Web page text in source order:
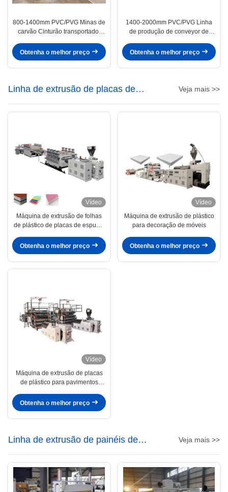
800-1400mm PVC/PVG Minas de
carvão Cinturão transportador
de energia Minas Cinturão
transportador máquina
Obtenha o melhor preço
1400-2000mm PVC/PVG Linha
de produção de conveyor de
de mineração Voltagem 380V
Obtenha o melhor preço
Linha de extrusão de placas de
espuma de PVC
Veja mais >>
Vídeo
Máquina de extrusão de folhas
de plástico de placas de espuma
Obtenha o melhor preço
Vídeo
Máquina de extrusão de plástico
para decoração de móveis
Obtenha o melhor preço
Vídeo
Máquina de extrusão de placas
de plástico para pavimentos
Obtenha o melhor preço
Linha de extrusão de painéis de
portas WPC
Veja mais >>